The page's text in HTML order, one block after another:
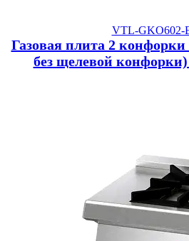
VTL-GKO602-
Газовая плита 2 конфорки
без щелевой конфорки)